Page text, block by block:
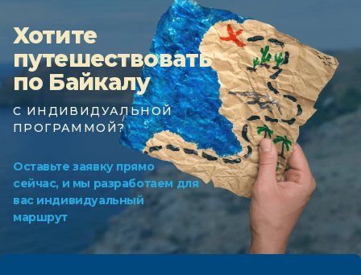
Хотите
путешествовать
по Байкалу
С ИНДИВИДУАЛЬНОЙ
ПРОГРАММОЙ?
Оставьте заявку прямо
сейчас, и мы разработаем для
вас индивидуальный
маршрут